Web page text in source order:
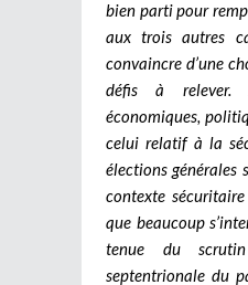
bien parti pour
aux trois autres
convaincre d’une
défis à relever.
économiques,
celui relatif à la
élections générales
contexte
que beaucoup
tenue du
septentrionale du